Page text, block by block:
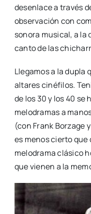
desenlace a través
observación con
sonora musical, a
canto de las
Llegamos a la dupla
altares cinéfilos.
de los 30 y los 40 se
melodramas a
(con Frank Borzage
es menos cierto que
melodrama clásico
que vienen a la